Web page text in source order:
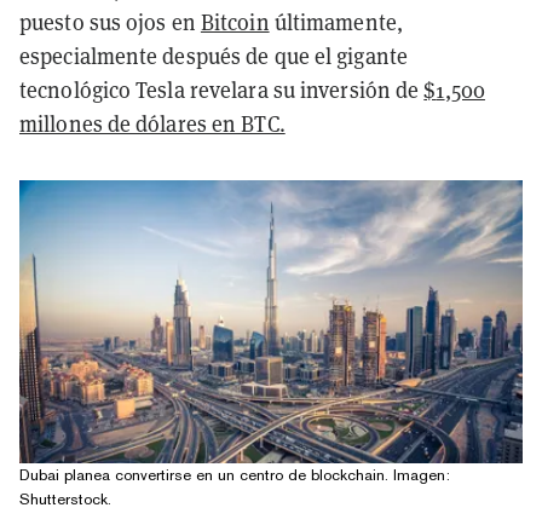
puesto sus ojos en Bitcoin últimamente,
especialmente después de que el gigante
tecnológico Tesla revelara su inversión de$1,500
millones de dólares en BTC.
Dubai planea convertirse en un centro de blockchain. Imagen:
Shutterstock.